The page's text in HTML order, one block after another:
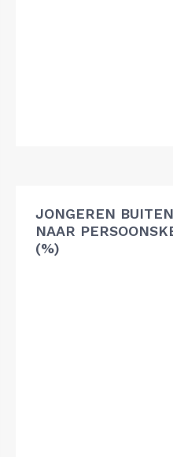
JONGEREN
NAAR
(%)